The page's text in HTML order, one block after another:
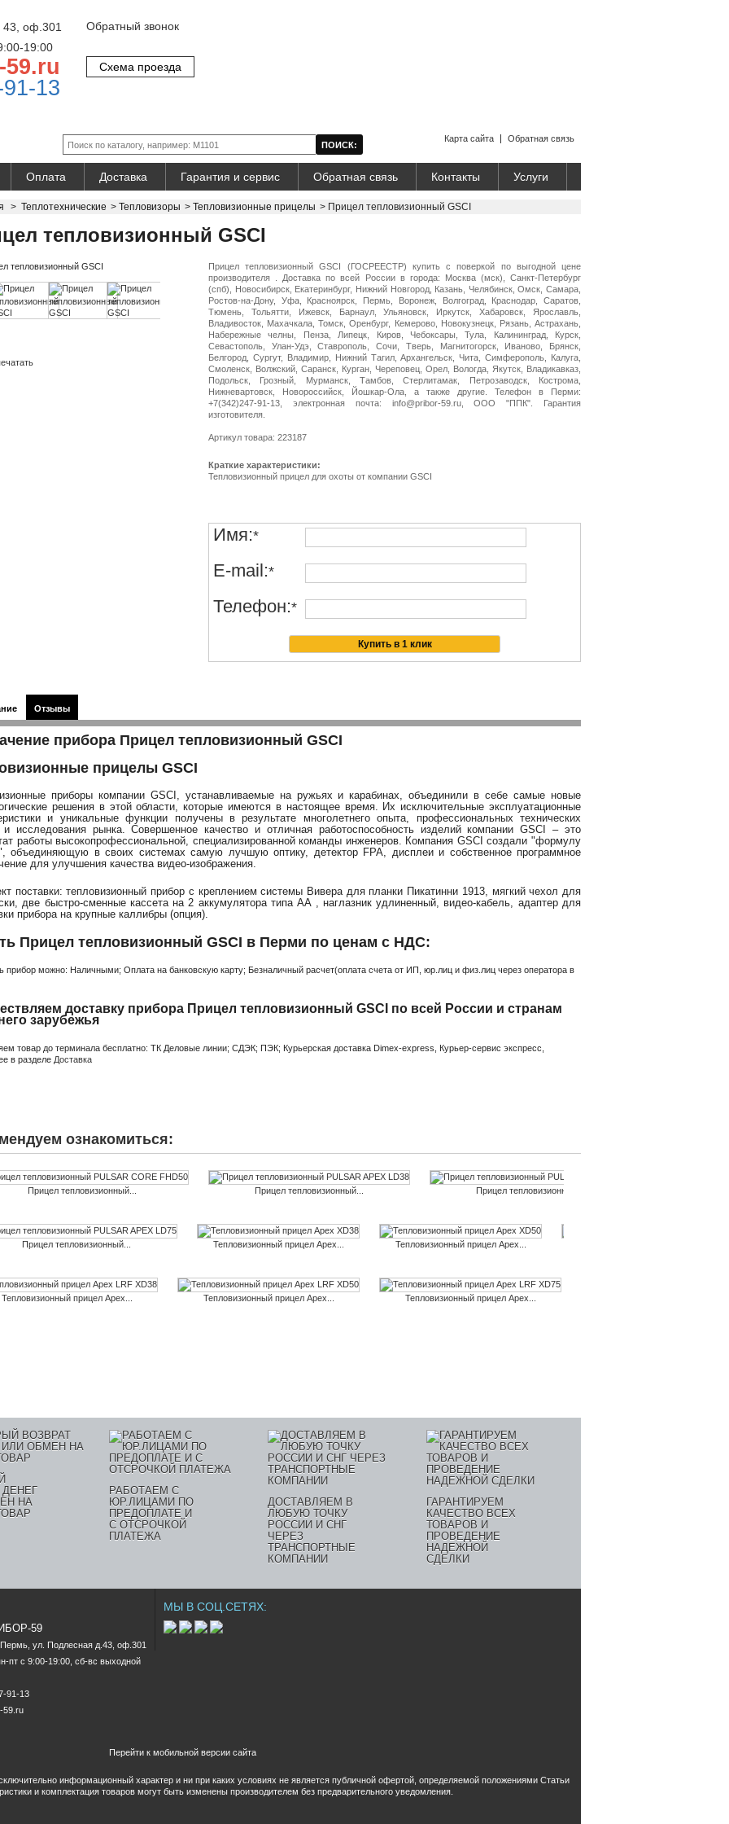
43, оф.301
19:00
13
Обратный звонок
Схема проезда
Обратная связь
Карта сайта
Оплата Доставка Гарантия и сервис Обратная связь Контакты Услуги
> Теплотехнические > Тепловизоры > Тепловизионные прицелы > Прицел тепловизионный GSCI
тепловизионный GSCI
Прицел тепловизионный GSCI (ГОСРЕЕСТР) купить с поверкой по выгодной цене
производителя . Доставка по всей России в города: Москва (мск), Санкт-Петербург
(спб), Новосибирск, Екатеринбург, Нижний Новгород, Казань, Челябинск, Омск, Самара,
Ростов-на-Дону, Уфа, Красноярск, Пермь, Воронеж, Волгоград, Краснодар, Саратов,
Тюмень, Тольятти, Ижевск, Барнаул, Ульяновск, Иркутск, Хабаровск, Ярославль,
Владивосток, Махачкала, Томск, Оренбург, Кемерово, Новокузнецк, Рязань, Астрахань,
Набережные челны, Пенза, Липецк, Киров, Чебоксары, Тула, Калининград, Курск,
Севастополь, Улан-Удэ, Ставрополь, Сочи, Тверь, Магнитогорск, Иваново, Брянск,
Белгород, Сургут, Владимир, Нижний Тагил, Архангельск, Чита, Симферополь, Калуга,
Смоленск, Волжский, Саранск, Курган, Череповец, Орел, Вологда, Якутск, Владикавказ,
Подольск, Грозный, Мурманск, Тамбов, Стерлитамак, Петрозаводск, Кострома,
Нижневартовск, Новороссийск, Йошкар-Ола, а также другие. Телефон в Перми:
+7(342)247-91-13, электронная почта: info@pribor-59.ru, ООО "ППК". Гарантия
изготовителя.
Артикул товара: 223187
Краткие характеристики:
Тепловизионный прицел для охоты от компании GSCI
Имя:*
E-mail:*
Телефон:*
Отзывы
прибора Прицел тепловизионный GSCI
прицелы GSCI
приборы компании GSCI, устанавливаемые на ружьях и карабинах, объединили в себе самые новые
решения в этой области, которые имеются в настоящее время. Их исключительные эксплуатационные
и уникальные функции получены в результате многолетнего опыта, профессиональных технических
и исследования рынка. Совершенное качество и отличная работоспособность изделий компании GSCI – это
работы высокопрофессиональной, специализированной команды инженеров. Компания GSCI создали "формулу
объединяющую в своих системах самую лучшую оптику, детектор FPA, дисплеи и собственное программное
для улучшения качества видео-изображения.
поставки: тепловизионный прибор с креплением системы Вивера для планки Пикатинни 1913, мягкий чехол для
две быстро-сменные кассета на 2 аккумулятора типа AA , наглазник удлиненный, видео-кабель, адаптер для
прибора на крупные каллибры (опция).
Прицел тепловизионный GSCI в Перми по ценам с НДС:
прибор можно: Наличными; Оплата на банковскую карту; Безналичный расчет(оплата счета от ИП, юр.лиц и физ.лиц через оператора в
доставку прибора Прицел тепловизионный GSCI по всей России и странам
зарубежья
товар до терминала бесплатно: ТК Деловые линии; СДЭК; ПЭК; Курьерская доставка Dimex-express, Курьер-сервис экспресс,
в разделе Доставка
ознакомиться:
Прицел тепловизионный... Прицел тепловизионный... Прицел тепловизионный...
Прицел тепловизионный... Тепловизионный прицел Apex... Тепловизионный прицел Apex...
Тепловизионный прицел Apex... Тепловизионный прицел Apex... Тепловизионный прицел Apex...
ДЕНЕГ
НА
РАБОТАЕМ С
ЮР.ЛИЦАМИ ПО
ПРЕДОПЛАТЕ И
С ОТСРОЧКОЙ
ПЛАТЕЖА
ДОСТАВЛЯЕМ В
ЛЮБУЮ ТОЧКУ
РОССИИ И СНГ
ЧЕРЕЗ
ТРАНСПОРТНЫЕ
КОМПАНИИ
ГАРАНТИРУЕМ
КАЧЕСТВО ВСЕХ
ТОВАРОВ И
ПРОВЕДЕНИЕ
НАДЕЖНОЙ
СДЕЛКИ
59
ул. Подлесная д.43, оф.301
пт c 9:00-19:00, сб-вс выходной
91-13
59.ru
МЫ В СОЦ.СЕТЯХ:
Перейти к мобильной версии сайта
информационный характер и ни при каких условиях не является публичной офертой, определяемой положениями Статьи
и комплектация товаров могут быть изменены производителем без предварительного уведомления.